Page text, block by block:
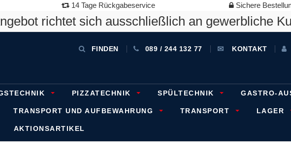
14 Tage Rückgabeservice Sichere
richtet sich ausschließlich an gewerbliche
FINDEN 089 / 244 132 77 KONTAKT
PIZZATECHNIK SPÜLTECHNIK GASTRO-
TRANSPORT UND AUFBEWAHRUNG TRANSPORT LAGER
AKTIONSARTIKEL